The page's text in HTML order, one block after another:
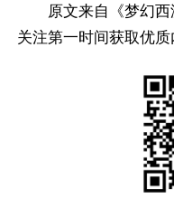
原文来自《梦幻西
关注第一时间获取优质